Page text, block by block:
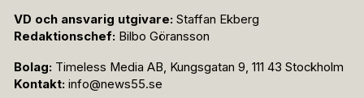
VD och ansvarig utgivare: Staffan Ekberg
Redaktionschef: Bilbo Göransson
Bolag: Timeless Media AB, Kungsgatan 9, 111 43 Stockholm
Kontakt: info@news55.se